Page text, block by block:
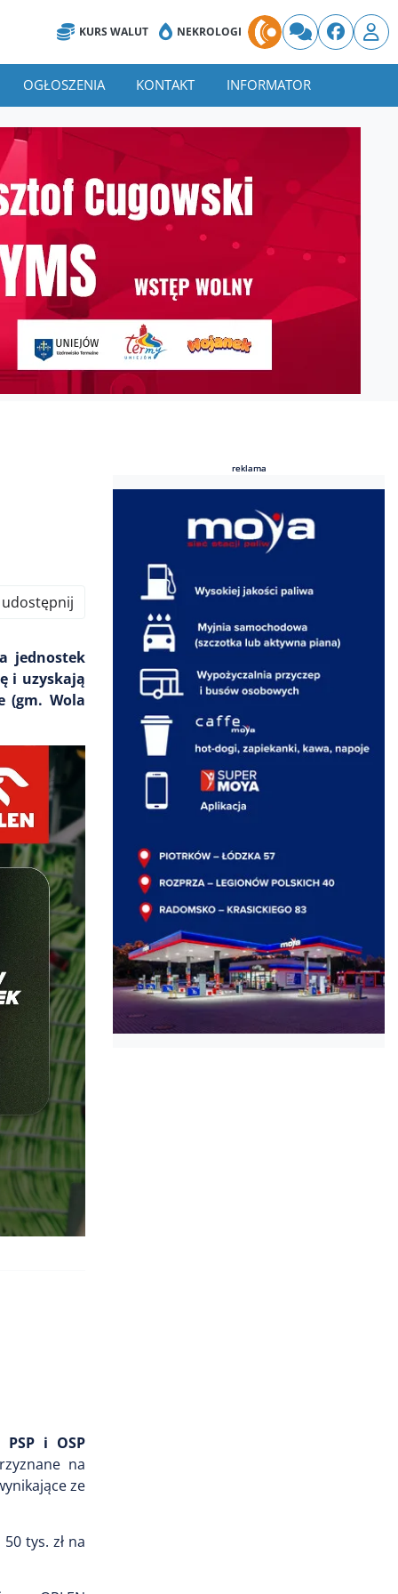
KURS WALUT NEKROLOGI
OGŁOSZENIA KONTAKT INFORMATOR
udostępnij
jednostek
i uzyskają
(gm. Wola
i OSP
na
ze
tys. zł na
reklama
reklama